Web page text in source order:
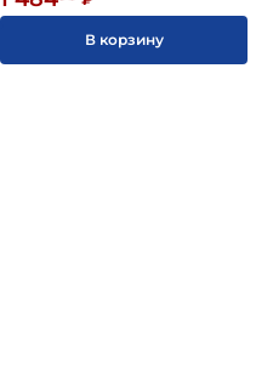
В корзину